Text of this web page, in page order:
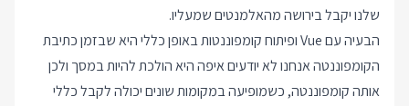
שלנו יקבל בירושה מהאלמנטים שמעליו.
הבעיה עם Vue ופיתוח קומפוננטות באופן כללי היא שבזמן כתיבת
הקומפוננטה אנחנו לא יודעים איפה היא הולכת להיות במסך ולכן
אותה קומפוננטה, כשמופיעה במקומות שונים יכולה לקבל כללי